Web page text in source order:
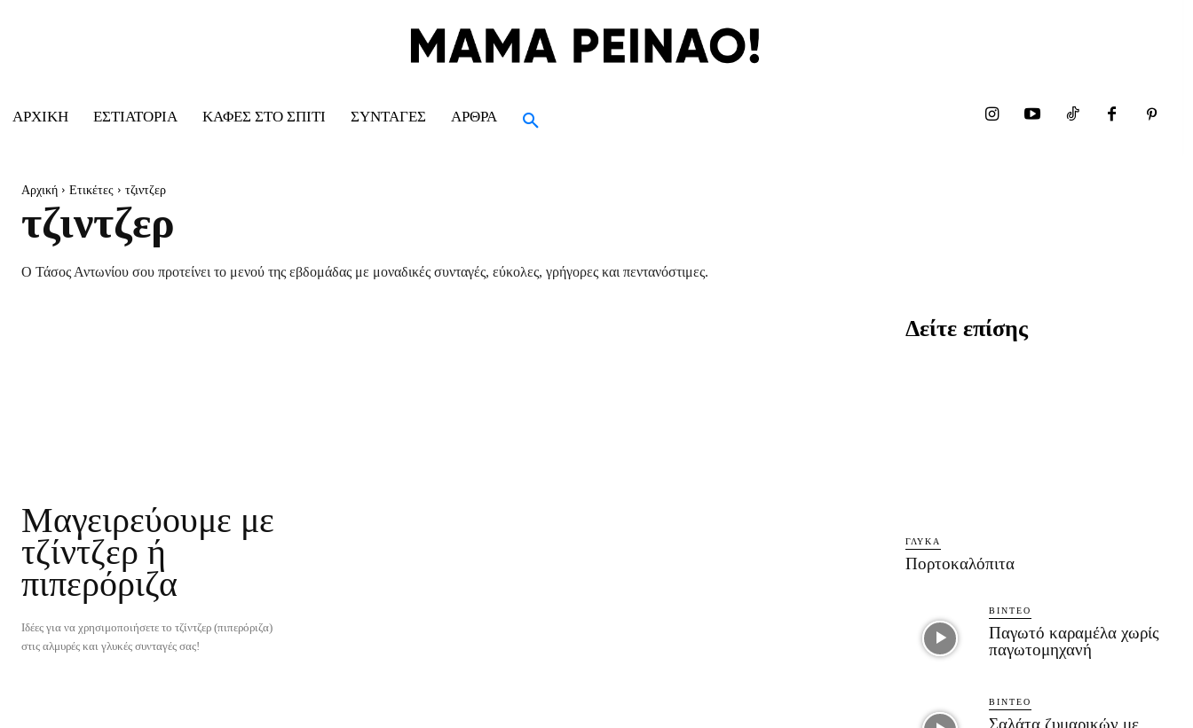
ΑΡΧΙΚΉ ΕΣΤΙΑΤΌΡΙΑ ΚΑΦΈΣ ΣΤΟ ΣΠΊΤΙ ΣΥΝΤΑΓΈΣ ΆΡΘΡΑ
Αρχική Ετικέτες τζιντζερ
τζιντζερ
Ο Τάσος Αντωνίου σου προτείνει το μενού της εβδομάδας με μοναδικές συνταγές, εύκολες, γρήγορες και πεντανόστιμες.
Μαγειρεύουμε με
τζίντζερ ή
πιπερόριζα
Ιδέες για να χρησιμοποιήσετε το τζίντζερ (πιπερόριζα)
στις αλμυρές και γλυκές συνταγές σας!
Δείτε επίσης
ΓΛΥΚΆ
Πορτοκαλόπιτα
ΒΊΝΤΕΟ
Παγωτό καραμέλα χωρίς
παγωτομηχανή
ΒΊΝΤΕΟ
Σαλάτα ζυμαρικών με